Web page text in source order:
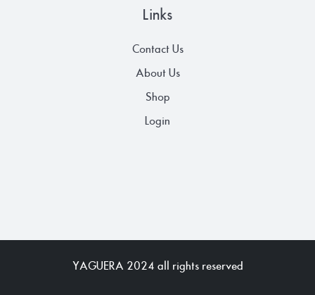
Links
Contact Us
About Us
Shop
Login
YAGUERA 2024 all rights reserved